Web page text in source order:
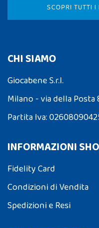
SCOPRI TUTTI
CHI SIAMO
Giocabene S.r.l.
Milano - via della Posta
Partita Iva:
INFORMAZIONI
Fidelity Card
Condizioni di Vendita
Spedizioni e Resi